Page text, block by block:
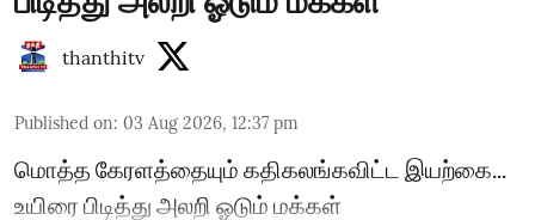
thanthitv
Published on: 03 Aug 2026, 12:37 pm
மொத்த கேரளத்தையும் கதிகலங்கவிட்ட இயற்கை...
உயிரை பிடித்து அலறி ஓடும் மக்கள்